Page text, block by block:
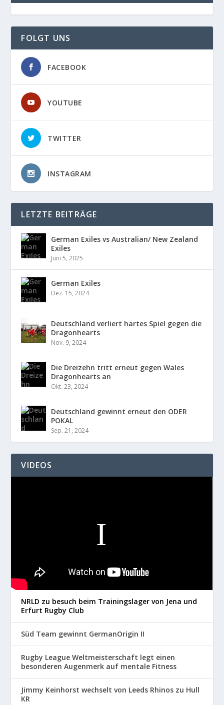
FOLGT UNS
FACEBOOK
YOUTUBE
TWITTER
INSTAGRAM
LETZTE BEITRÄGE
German Exiles vs Australian/ New Zealand
Exiles
Juni 5, 2025
German Exiles
Dez. 15, 2024
Deutschland verliert hartes Spiel gegen die
Dragonhearts
Nov. 9, 2024
Die Dreizehn tritt erneut gegen Wales
Dragonhearts an
Okt. 23, 2024
Deutschland gewinnt erneut den ODER
POKAL
Sep. 21, 2024
VIDEOS
NRLD zu besuch beim Trainingslager von Jena und
Erfurt Rugby Club
Süd Team gewinnt GermanOrigin II
Rugby League Weltmeisterschaft legt einen
besonderen Augenmerk auf mentale Fitness
Jimmy Keinhorst wechselt von Leeds Rhinos zu Hull
KR